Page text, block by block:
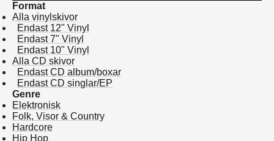
Format
Alla vinylskivor
Endast 12" Vinyl
Endast 7" Vinyl
Endast 10" Vinyl
Alla CD skivor
Endast CD album/boxar
Endast CD singlar/EP
Genre
Elektronisk
Folk, Visor & Country
Hardcore
Hip Hop